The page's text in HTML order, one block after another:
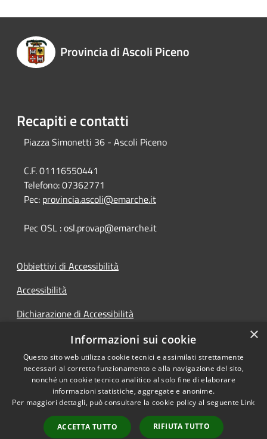
Provincia di Ascoli Piceno
Recapiti e contatti
Piazza Simonetti 36 - Ascoli Piceno
C.F. 01116550441
Telefono:07362771
Pec: provincia.ascoli@emarche.it
Pec OSL : osl.provap@emarche.it
Obbiettivi di Accessibilità
Accessibilità
Dichiarazione di Accessibilità
Accesso Civico
Accessibilità
Copyright © 2026 • Provincia di
Ascoli Piceno • Powered by
Municipium•
Accesso
×
Informazioni sui cookie
Questo sito web utilizza cookie tecnici e assimilati strettamente
necessari al corretto funzionamento e alla navigazione del sito,
nonché un cookie tecnico analitico al solo fine di elaborare
informazioni statistiche, aggregate e anonime.
Per maggiori dettagli, può consultare la cookie policy al seguente Link
ACCETTA TUTTO RIFIUTA TUTTO